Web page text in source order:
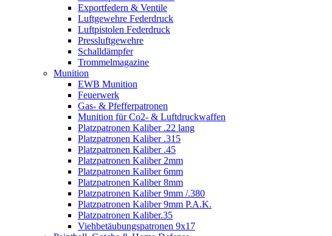
Exportfedern & Ventile
Luftgewehre Federdruck
Luftpistolen Federdruck
Pressluftgewehre
Schalldämpfer
Trommelmagazine
Munition
EWB Munition
Feuerwerk
Gas- & Pfefferpatronen
Munition für Co2- & Luftdruckwaffen
Platzpatronen Kaliber .22 lang
Platzpatronen Kaliber .315
Platzpatronen Kaliber .45
Platzpatronen Kaliber 2mm
Platzpatronen Kaliber 6mm
Platzpatronen Kaliber 8mm
Platzpatronen Kaliber 9mm /.380
Platzpatronen Kaliber 9mm P.A.K.
Platzpatronen Kaliber.35
Viehbetäubungspatronen 9x17